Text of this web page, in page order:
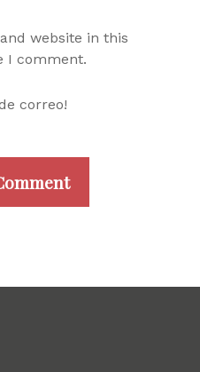
website in this
I comment.
correo!